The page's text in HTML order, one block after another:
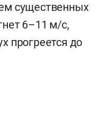
существенных
6–11 м/c,
прогреется до